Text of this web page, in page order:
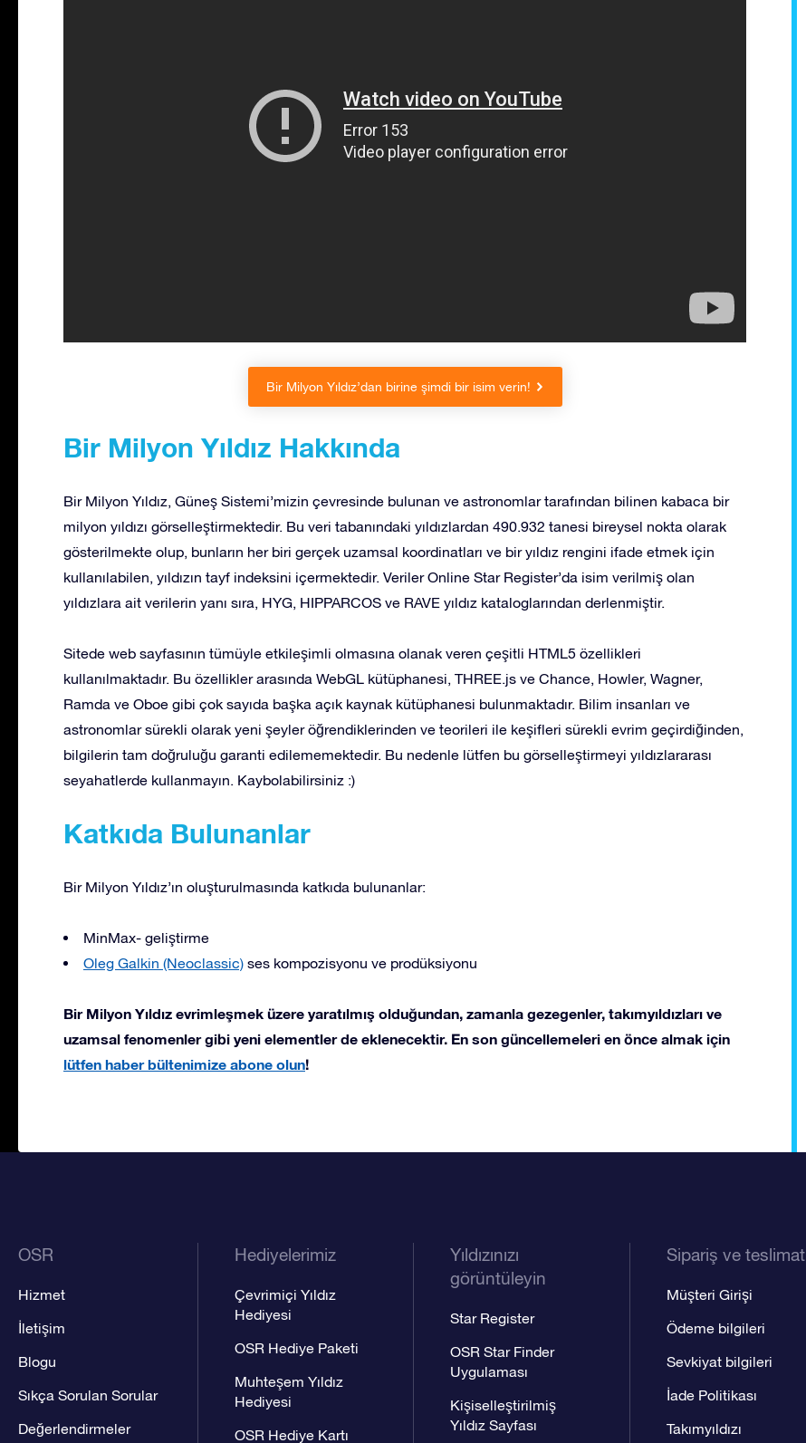
Bir Milyon Yıldız’dan birine şimdi bir isim verin!
Bir Milyon Yıldız Hakkında
Bir Milyon Yıldız, Güneş Sistemi’mizin çevresinde bulunan ve astronomlar tarafından bilinen kabaca bir
milyon yıldızı görselleştirmektedir. Bu veri tabanındaki yıldızlardan 490.932 tanesi bireysel nokta olarak
gösterilmekte olup, bunların her biri gerçek uzamsal koordinatları ve bir yıldız rengini ifade etmek için
kullanılabilen, yıldızın tayf indeksini içermektedir. Veriler Online Star Register’da isim verilmiş olan
yıldızlara ait verilerin yanı sıra, HYG, HIPPARCOS ve RAVE yıldız kataloglarından derlenmiştir.
Sitede web sayfasının tümüyle etkileşimli olmasına olanak veren çeşitli HTML5 özellikleri
kullanılmaktadır. Bu özellikler arasında WebGL kütüphanesi, THREE.js ve Chance, Howler, Wagner,
Ramda ve Oboe gibi çok sayıda başka açık kaynak kütüphanesi bulunmaktadır. Bilim insanları ve
astronomlar sürekli olarak yeni şeyler öğrendiklerinden ve teorileri ile keşifleri sürekli evrim geçirdiğinden,
bilgilerin tam doğruluğu garanti edilememektedir. Bu nedenle lütfen bu görselleştirmeyi yıldızlararası
seyahatlerde kullanmayın. Kaybolabilirsiniz :)
Katkıda Bulunanlar
Bir Milyon Yıldız’ın oluşturulmasında katkıda bulunanlar:
MinMax- geliştirme
Oleg Galkin (Neoclassic) ses kompozisyonu ve prodüksiyonu
Bir Milyon Yıldız evrimleşmek üzere yaratılmış olduğundan, zamanla gezegenler, takımyıldızları ve
uzamsal fenomenler gibi yeni elementler de eklenecektir. En son güncellemeleri en önce almak için
lütfen haber bültenimize abone olun!
OSR
Hizmet
İletişim
Blogu
Sıkça Sorulan Sorular
Değerlendirmeler
Hediyelerimiz
Çevrimiçi Yıldız
Hediyesi
OSR Hediye Paketi
Muhteşem Yıldız
Hediyesi
OSR Hediye Kartı
Yıldızınızı
görüntüleyin
Star Register
OSR Star Finder
Uygulaması
Kişiselleştirilmiş
Yıldız Sayfası
Sipariş ve teslimat
Müşteri Girişi
Ödeme bilgileri
Sevkiyat bilgileri
İade Politikası
Takımyıldızı